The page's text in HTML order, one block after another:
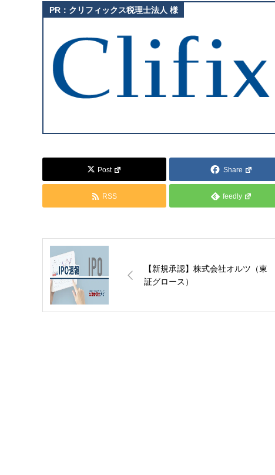
Post Share
RSS feedly
【新規承認】株式会社オルツ（東
証グロース）